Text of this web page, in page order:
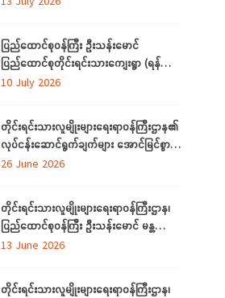
ပြည်ထောင်စုဝန်ကြီး ဦးသန်းမောင်
ပြည်ထောင်စုတိုင်းရင်းသားကျေးရွာ (ရန်ကုန်)
အဆင့်မြှင့်တင်လုပ်ငန်းဆောင်ရွက်မှုများအား
10 July 2026
တိုင်းရင်းသားလူမျိုးများရေးရာဝန်ကြီးဌာန၏
လုပ်ငန်းဆောင်ရွက်ချက်များ အောင်မြင်စွာ
အကောင်အထည်ဖော်နိုင်ရေးအတွက်
26 June 2026
တိုင်းရင်းသားလူမျိုးများရေးရာဝန်ကြီးဌာန၊
ပြည်ထောင်စုဝန်ကြီး ဦးသန်းမောင် မန္တလေး
တိုင်းဒေသကြီးအတွင်းရှိ တိုင်းရင်းသားစာပေ
ဆွေးနွေး
13 June 2026
တိုင်းရင်းသားလူမျိုးများရေးရာဝန်ကြီးဌာန၊